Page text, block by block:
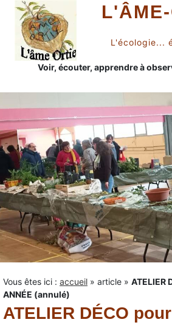
L'écologie...
Voir, écouter, apprendre à
Vous êtes ici : accueil » article » ATELIER
ANNÉE (annulé)
ATELIER DÉCO